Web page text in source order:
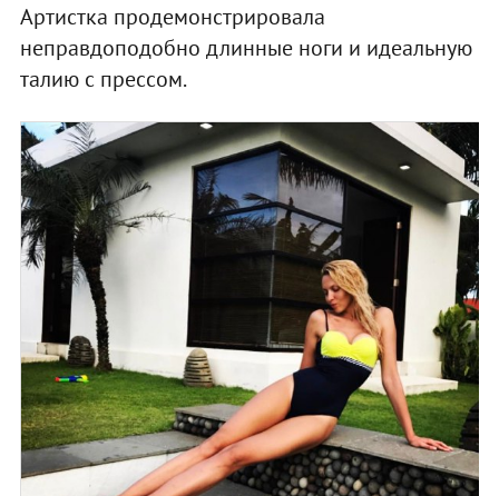
Артистка продемонстрировала
неправдоподобно длинные ноги и идеальную
талию с прессом.